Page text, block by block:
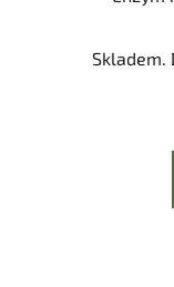
Skladem.